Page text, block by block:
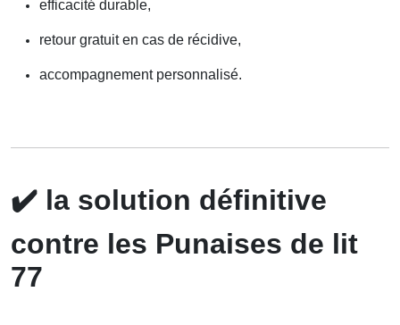
efficacité durable,
retour gratuit en cas de récidive,
accompagnement personnalisé.
✔️ la solution définitive
contre les Punaises de lit
77